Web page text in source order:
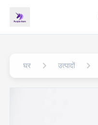
घर उत्पादों